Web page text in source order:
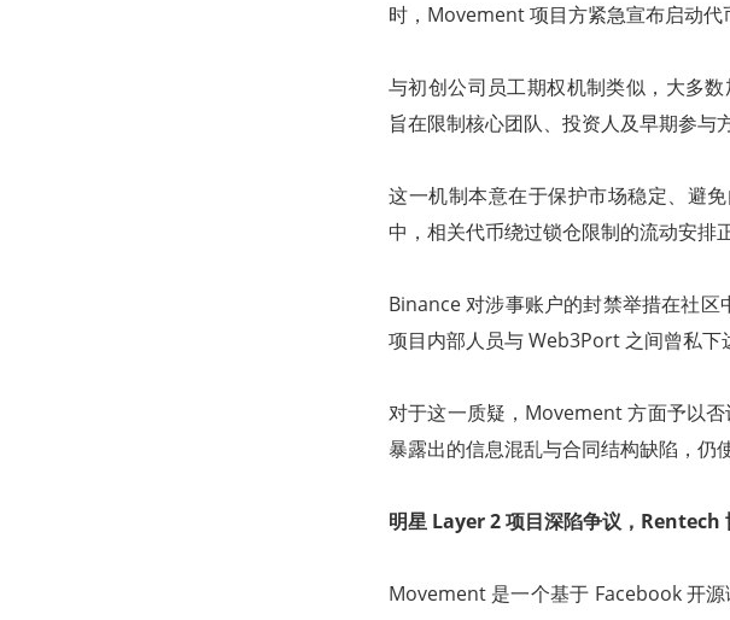
时，Movement 项目方紧急宣布启动代
与初创公司员工期权机制类似，大多
旨在限制核心团队、投资人及早期参与
这一机制本意在于保护市场稳定、避
中，相关代币绕过锁仓限制的流动安排
Binance 对涉事账户的封禁举措在社
项目内部人员与 Web3Port 之间曾私下
对于这一质疑，Movement 方面予以
暴露出的信息混乱与合同结构缺陷，仍
明星 Layer 2 项目深陷争议，Rentech
Movement 是一个基于 Facebook 开